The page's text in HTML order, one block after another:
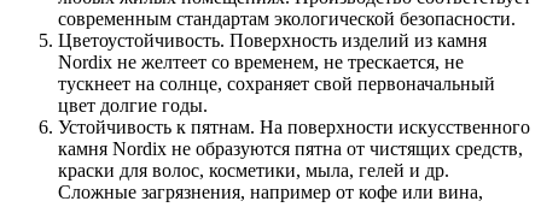
современным стандартам экологической безопасности.
Цветоустойчивость. Поверхность изделий из камня
Nordix не желтеет со временем, не трескается, не
тускнеет на солнце, сохраняет свой первоначальный
цвет долгие годы.
Устойчивость к пятнам. На поверхности искусственного
камня Nordix не образуются пятна от чистящих средств,
краски для волос, косметики, мыла, гелей и др.
Сложные загрязнения, например от кофе или вина,